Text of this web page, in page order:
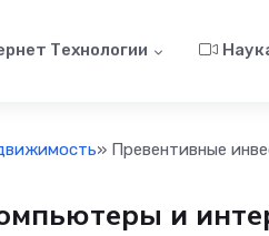
Технологии
» Превентивные
и